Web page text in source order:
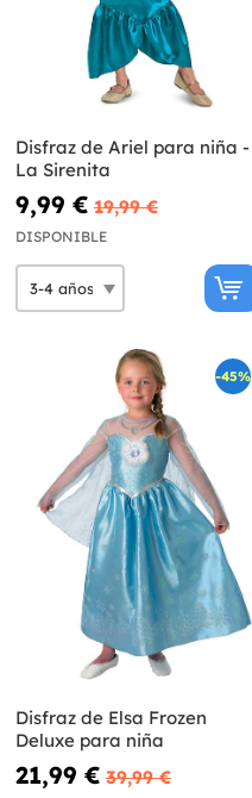
Disfraz de Ariel para niña -
La Sirenita
9,99 € 19,99 €
DISPONIBLE
-45%
Disfraz de Elsa Frozen
Deluxe para niña
21,99 € 39,99 €